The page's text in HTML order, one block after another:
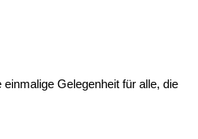
Gelegenheit für alle, die